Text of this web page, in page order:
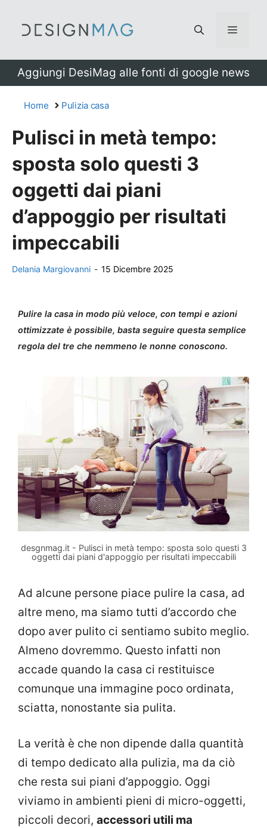
Menu
Aggiungi DesiMag alle fonti di google news
Home Pulizia casa
Pulisci in metà tempo:
sposta solo questi 3
oggetti dai piani
d’appoggio per risultati
impeccabili
Delania Margiovanni - 15 Dicembre 2025
Pulire la casa in modo più veloce, con tempi e azioni
ottimizzate è possibile, basta seguire questa semplice
regola del tre che nemmeno le nonne conoscono.
desgnmag.it - Pulisci in metà tempo: sposta solo questi 3
oggetti dai piani d'appoggio per risultati impeccabili
Ad alcune persone piace pulire la casa, ad
altre meno, ma siamo tutti d’accordo che
dopo aver pulito ci sentiamo subito meglio.
Almeno dovremmo. Questo infatti non
accade quando la casa ci restituisce
comunque una immagine poco ordinata,
sciatta, nonostante sia pulita.
La verità è che non dipende dalla quantità
di tempo dedicato alla pulizia, ma da ciò
che resta sui piani d’appoggio. Oggi
viviamo in ambienti pieni di micro-oggetti,
piccoli decori, accessori utili ma